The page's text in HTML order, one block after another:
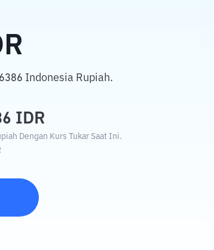
Indonesia Rupiah.
IDR
Dengan Kurs Tukar Saat Ini.